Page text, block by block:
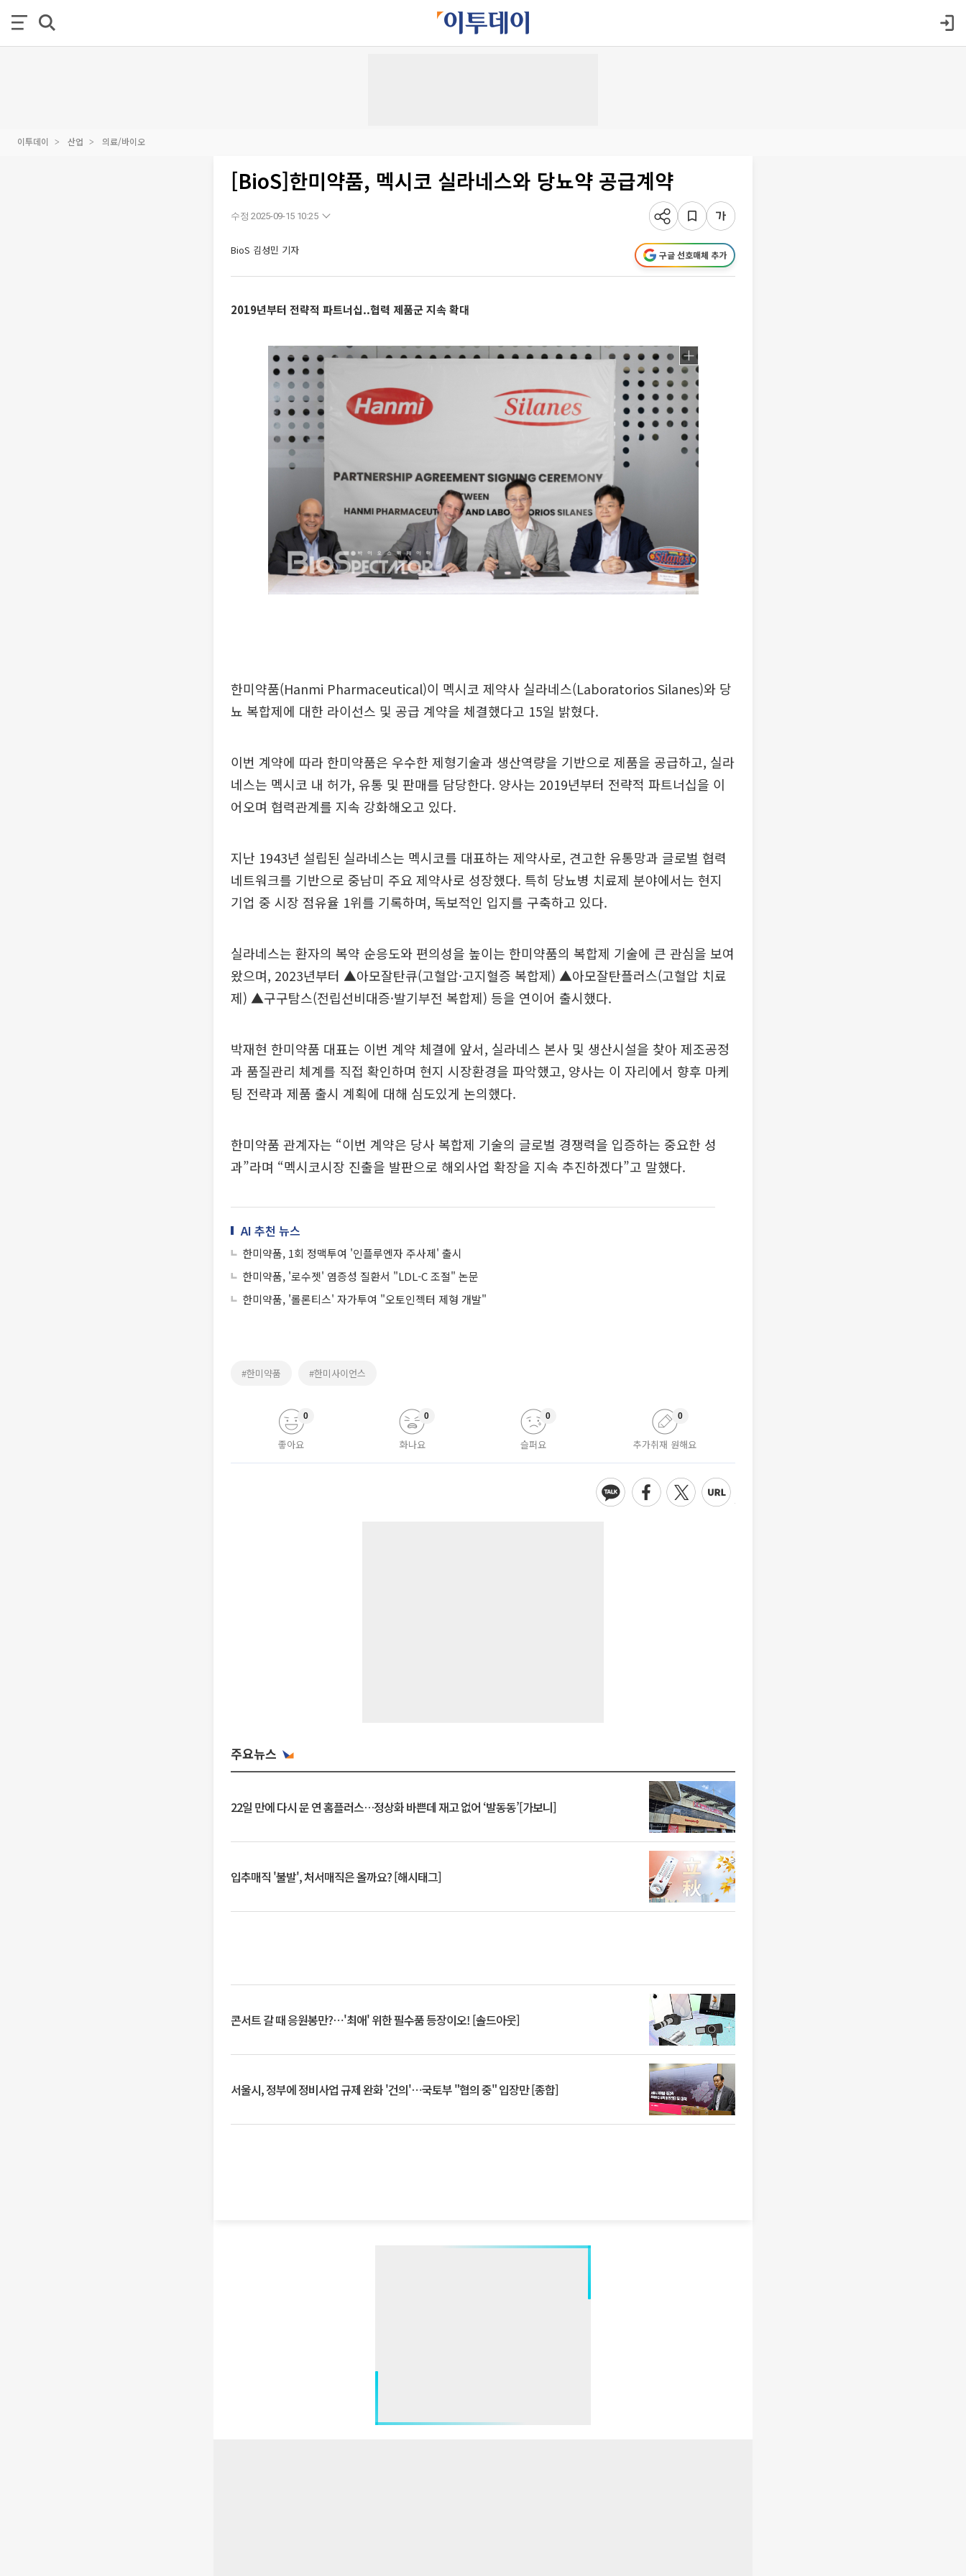
이투데이 산업 의료/바이오
[BioS]한미약품, 멕시코 실라네스와 당뇨약 공급계약
수정 2025-09-15 10:25
BioS 김성민 기자 구글 선호매체 추가
2019년부터 전략적 파트너십..협력 제품군 지속 확대
한미약품(Hanmi Pharmaceutical)이 멕시코 제약사 실라네스(Laboratorios Silanes)와 당
뇨 복합제에 대한 라이선스 및 공급 계약을 체결했다고 15일 밝혔다.
이번 계약에 따라 한미약품은 우수한 제형기술과 생산역량을 기반으로 제품을 공급하고, 실라
네스는 멕시코 내 허가, 유통 및 판매를 담당한다. 양사는 2019년부터 전략적 파트너십을 이
어오며 협력관계를 지속 강화해오고 있다.
지난 1943년 설립된 실라네스는 멕시코를 대표하는 제약사로, 견고한 유통망과 글로벌 협력
네트워크를 기반으로 중남미 주요 제약사로 성장했다. 특히 당뇨병 치료제 분야에서는 현지
기업 중 시장 점유율 1위를 기록하며, 독보적인 입지를 구축하고 있다.
실라네스는 환자의 복약 순응도와 편의성을 높이는 한미약품의 복합제 기술에 큰 관심을 보여
왔으며, 2023년부터 ▲아모잘탄큐(고혈압·고지혈증 복합제) ▲아모잘탄플러스(고혈압 치료
제) ▲구구탐스(전립선비대증·발기부전 복합제) 등을 연이어 출시했다.
박재현 한미약품 대표는 이번 계약 체결에 앞서, 실라네스 본사 및 생산시설을 찾아 제조공정
과 품질관리 체계를 직접 확인하며 현지 시장환경을 파악했고, 양사는 이 자리에서 향후 마케
팅 전략과 제품 출시 계획에 대해 심도있게 논의했다.
한미약품 관계자는 “이번 계약은 당사 복합제 기술의 글로벌 경쟁력을 입증하는 중요한 성
과”라며 “멕시코시장 진출을 발판으로 해외사업 확장을 지속 추진하겠다”고 말했다.
AI 추천 뉴스
한미약품, 1회 정맥투여 '인플루엔자 주사제' 출시
한미약품, '로수젯' 염증성 질환서 "LDL-C 조절" 논문
한미약품, '롤론티스' 자가투여 "오토인젝터 제형 개발"
#한미약품 #한미사이언스
좋아요
0
화나요
0
슬퍼요
0
추가취재 원해요
0
주요뉴스
22일 만에 다시 문 연 홈플러스…정상화 바쁜데 재고 없어 ‘발동동’[가보니]
입추매직 '불발', 처서매직은 올까요? [해시태그]
콘서트 갈 때 응원봉만?⋯'최애' 위한 필수품 등장이오! [솔드아웃]
서울시, 정부에 정비사업 규제 완화 '건의'⋯국토부 "협의 중" 입장만 [종합]